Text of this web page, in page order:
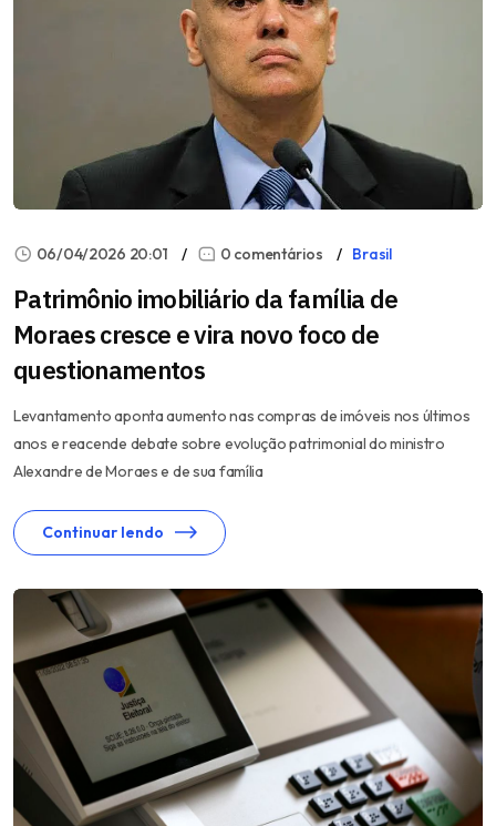
06/04/2026 20:01 0 comentários Brasil
Patrimônio imobiliário da família de
Moraes cresce e vira novo foco de
questionamentos
Levantamento aponta aumento nas compras de imóveis nos últimos
anos e reacende debate sobre evolução patrimonial do ministro
Alexandre de Moraes e de sua família
Continuar lendo